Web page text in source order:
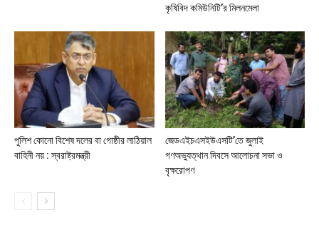
কৃষিবিদ কমিউনিটি’র মিলনমেলা
পুলিশ কোনো বিশেষ দলের বা গোষ্ঠীর লাঠিয়াল
বাহিনী নয় : স্বরাষ্ট্রমন্ত্রী
জেডএইচএসইউএসটি’তে জুলাই
গণঅভ্যুত্থান দিবসে আলোচনা সভা ও
বৃক্ষরোপণ